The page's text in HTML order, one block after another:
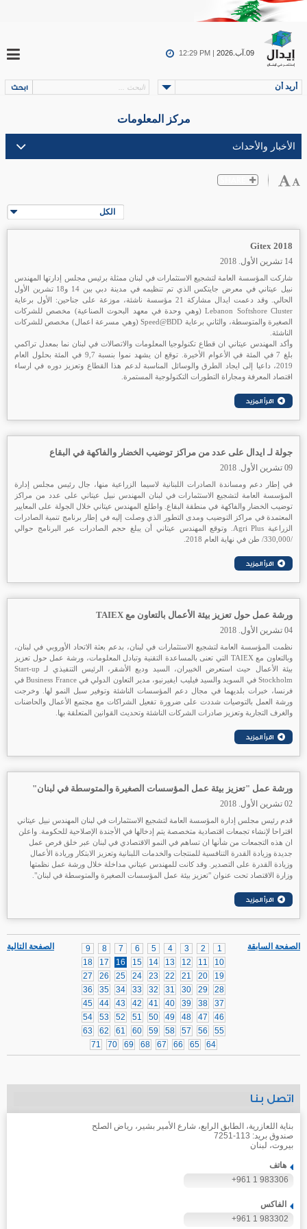
09.آب.2026 12:29 PM |
أريد أن
مركز المعلومات
الكل
Gitex 2018
14 تشرين الأول. 2018
شاركت المؤسسة العامة لتشجيع الاستثمارات في لبنان ممثلة برئيس مجلس إدارتها المهندس
نبيل عيتاني في معرض جايتكس الذي تم تنظيمه في مدينة دبي بين 14 و18 تشرين الأول
الحالي. وقد دعمت ايدال مشاركة 21 مؤسسة ناشئة، موزعة على جناحين: الأول برعاية
Lebanon Softshore Cluster (وهي وحدة في معهد البحوث الصناعية) مخصص للشركات
الصغيرة والمتوسطة، والثاني برعاية Speed@BDD (وهي مسرعة اعمال) مخصص للشركات
الناشئة.
وأكد المهندس عيتاني ان قطاع تكنولوجيا المعلومات والاتصالات في لبنان نما بمعدل تراكمي
بلغ 7 في المئة في الأعوام الأخيرة. توقع ان يشهد نموا بنسبة 9,7 في المئة بحلول العام
2019، داعيا إلى ايجاد الطرق والوسائل المناسبة لدعم هذا القطاع وتعزيز دوره في ارساء
اقتصاد المعرفة ومجاراة التطورات التكنولوجية المستمرة.
جولة لـ ايدال على عدد من مراكز توضيب الخضار والفاكهة في البقاع
09 تشرين الأول. 2018
في إطار دعم ومساندة الصادرات اللبنانية لاسيما الزراعية منها، جال رئيس مجلس إدارة
المؤسسة العامة لتشجيع الاستثمارات في لبنان المهندس نبيل عيتاني على عدد من مراكز
توضيب الخضار والفاكهة في منطقة البقاع. واطلع المهندس عيتاني خلال الجولة على المعايير
المعتمدة في مراكز التوضيب ومدى التطور الذي وصلت إليه في إطار برنامج تنمية الصادرات
الزراعية Agri Plus. وتوقع المهندس عيتاني أن يبلغ حجم الصادرات عبر البرنامج حوالي
/330,000/ طن في نهاية العام 2018.
ورشة عمل حول تعزيز بيئة الأعمال بالتعاون مع TAIEX
04 تشرين الأول. 2018
نظمت المؤسسة العامة لتشجيع الاستثمارات في لبنان، بدعم بعثة الاتحاد الأوروبي في لبنان،
وبالتعاون مع TAIEX التي تعنى بالمساعدة التقنية وتبادل المعلومات، ورشة عمل حول تعزيز
بيئة الأعمال حيث استعرض الخبيران، السيد وديع الأشقر، الرئيس التنفيذي لـ Start-up
Stockholm في السويد والسيد فيليب ايفيرنيو، مدير التعاون الدولي في Business France في
فرنسا، خبرات بلديهما في مجال دعم المؤسسات الناشئة وتوفير سبل النمو لها. وخرجت
ورشة العمل بالتوصيات شددت على ضرورة تفعيل الشراكات مع مجتمع الأعمال والحاضنات
والغرف التجارية وتعزيز صادرات الشركات الناشئة وتحديث القوانين المتعلقة بها.
ورشة عمل "تعزيز بيئة عمل المؤسسات الصغيرة والمتوسطة في لبنان"
02 تشرين الأول. 2018
قدم رئيس مجلس إدارة المؤسسة العامة لتشجيع الاستثمارات في لبنان المهندس نبيل عيتاني
اقتراحا لإنشاء تجمعات اقتصادية متخصصة يتم إدخالها في الأجندة الإصلاحية للحكومة. واعلن
ان هذه التجمعات من شأنها ان تساهم في النمو الاقتصادي في لبنان عبر خلق فرص عمل
جديدة وزيادة القدرة التنافسية للمنتجات والخدمات اللبنانية وتعزيز الابتكار وريادة الأعمال
وزيادة القدرة على التصدير. وقد كانت للمهندس عيتاني مداخلة خلال ورشة عمل نظمتها
وزارة الاقتصاد تحت عنوان "تعزيز بيئة عمل المؤسسات الصغيرة والمتوسطة في لبنان".
الصفحة التالية 1
2
3
4
5
6
7
8
9
10
11
12
13
14
15
16
17
18
19
20
21
22
23
24
25
26
27
28
29
30
31
32
33
34
35
36
37
38
39
40
41
42
43
44
45
46
47
48
49
50
51
52
53
54
55
56
57
58
59
60
61
62
63
64
65
66
67
68
69
70
71
الصفحة السابقة
اتصل بنا
بناية اللعازرية، الطابق الرابع، شارع الأمير بشير، رياض الصلح
صندوق بريد: 113-7251
بيروت، لبنان
هاتف
+961 1 983306
الفاكس
+961 1 983302